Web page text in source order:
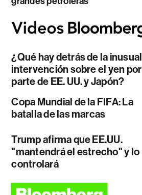
¿Qué hay detrás de la inusual
intervención sobre el yen por
parte de EE. UU. y Japón?
Copa Mundial de la FIFA: La
batalla de las marcas
Trump afirma que EE.UU.
"mantendrá el estrecho" y lo
controlará